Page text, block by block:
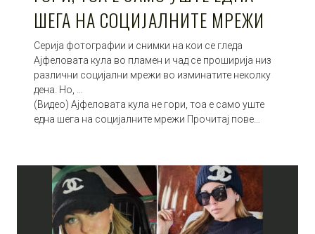
ШЕГА НА СОЦИЈАЛНИТЕ МРЕЖИ
Серија фотографии и снимки на кои се гледа
Ајфеловата кула во пламен и чад се проширија низ
различни социјални мрежи во изминатите неколку
дена. Но, …
(Видео) Ајфеловата кула не гори, тоа е само уште
една шега на социјалните мрежи Прочитај пове…